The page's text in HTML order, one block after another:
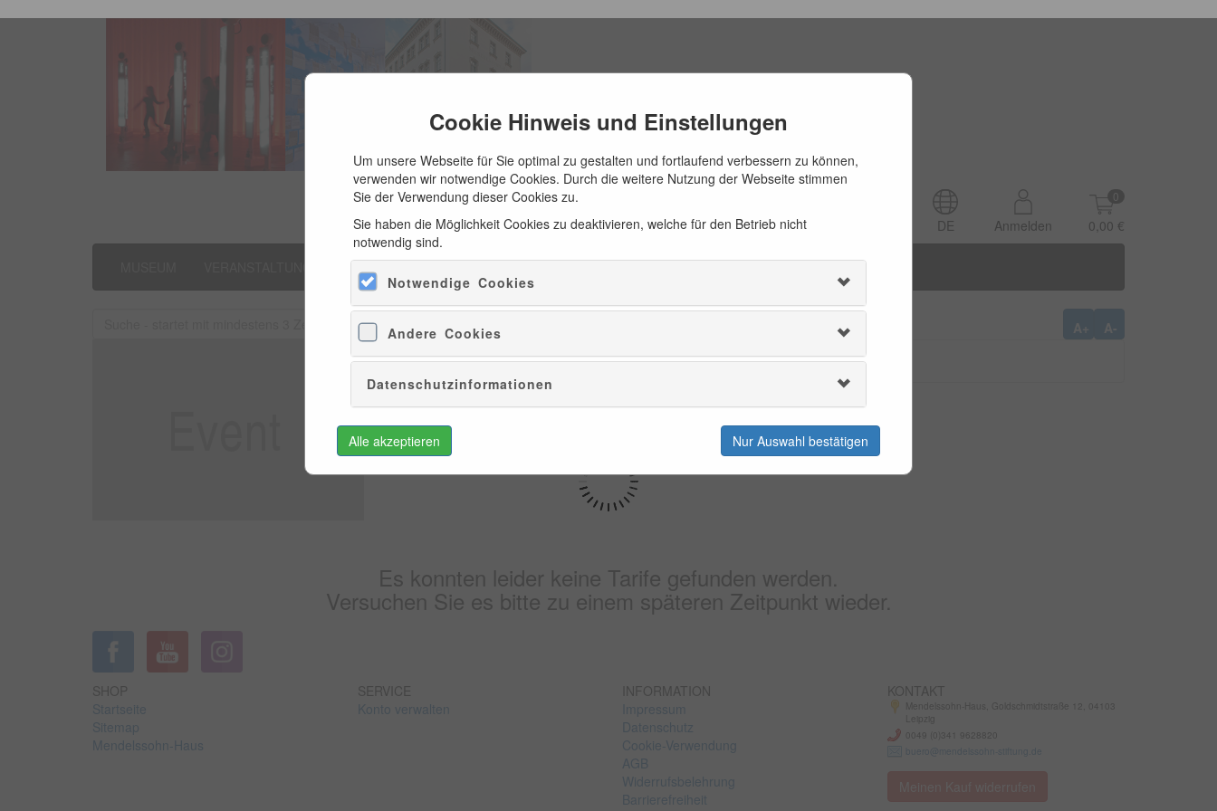
Cookie Hinweis und Einstellungen
Um unsere Webseite für Sie optimal zu gestalten und fortlaufend verbessern zu können,
verwenden wir notwendige Cookies. Durch die weitere Nutzung der Webseite stimmen
Sie der Verwendung dieser Cookies zu.
Sie haben die Möglichkeit Cookies zu deaktivieren, welche für den Betrieb nicht
notwendig sind.
Notwendige Cookies
Andere Cookies
Datenschutzinformationen
Alle akzeptieren Nur Auswahl bestätigen
DE Anmelden
0
0,00 €
LITERATUR CD-EMPFEHLUNGEN PRÄSENTE
A-
A+
Es konnten leider keine Tarife gefunden werden.
Versuchen Sie es bitte zu einem späteren Zeitpunkt wieder.
SHOP
Startseite
Sitemap
Mendelssohn-Haus
SERVICE
Konto verwalten
INFORMATION
Impressum
Datenschutz
Cookie-Verwendung
AGB
Widerrufsbelehrung
Barrierefreiheit
KONTAKT
Mendelssohn-Haus, Goldschmidtstraße 12, 04103
0049 (0)341 9628820